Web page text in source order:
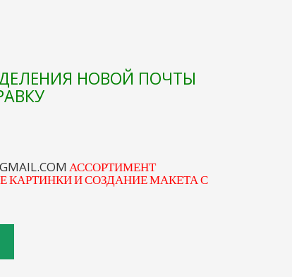
НОВОЙ ПОЧТЫ
АССОРТИМЕНТ
КАРТИНКИ И СОЗДАНИЕ МАКЕТА С